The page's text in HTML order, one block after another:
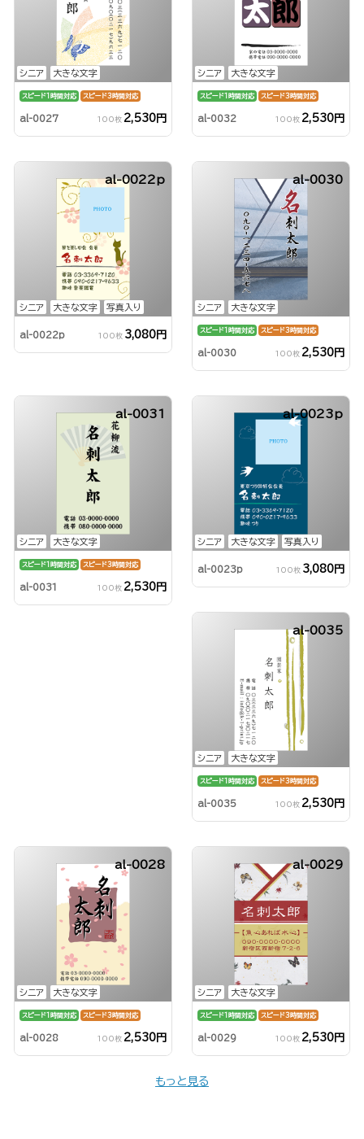
シニア 大きな文字
スピード1時間対応 スピード3時間対応
al-0027 100枚 2,530円
シニア 大きな文字
スピード1時間対応 スピード3時間対応
al-0032 100枚 2,530円
シニア 大きな文字 写真入り
al-0022p
al-0022p 100枚 3,080円
シニア 大きな文字
al-0030
スピード1時間対応 スピード3時間対応
al-0030 100枚 2,530円
シニア 大きな文字
al-0031
スピード1時間対応 スピード3時間対応
al-0031 100枚 2,530円
シニア 大きな文字 写真入り
al-0023p
al-0023p 100枚 3,080円
シニア 大きな文字
al-0035
スピード1時間対応 スピード3時間対応
al-0035 100枚 2,530円
シニア 大きな文字
al-0028
スピード1時間対応 スピード3時間対応
al-0028 100枚 2,530円
シニア 大きな文字
al-0029
スピード1時間対応 スピード3時間対応
al-0029 100枚 2,530円
もっと見る